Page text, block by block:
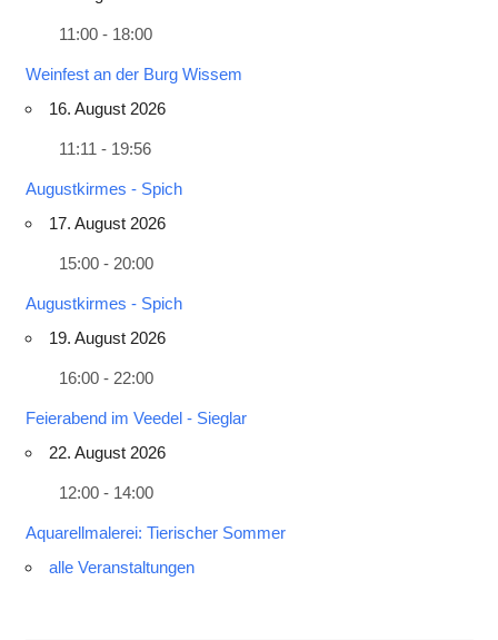
11:00 - 18:00
Weinfest an der Burg Wissem
16. August 2026
11:11 - 19:56
Augustkirmes - Spich
17. August 2026
15:00 - 20:00
Augustkirmes - Spich
19. August 2026
16:00 - 22:00
Feierabend im Veedel - Sieglar
22. August 2026
12:00 - 14:00
Aquarellmalerei: Tierischer Sommer
alle Veranstaltungen